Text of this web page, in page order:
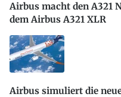
Airbus macht den A321
dem Airbus A321 XLR
Airbus simuliert die